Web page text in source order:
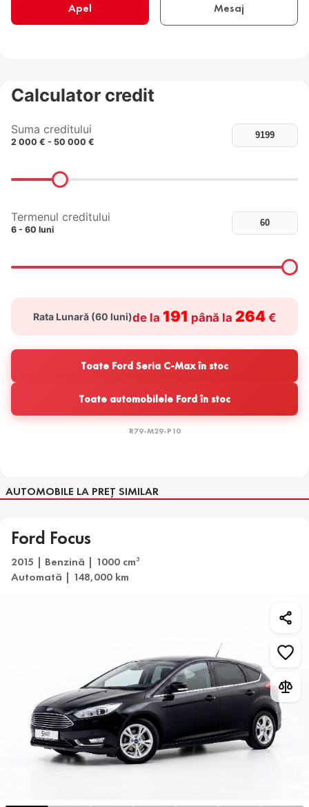
Apel Mesaj
Calculator credit
Suma creditului
2 000 € - 50 000 €
Termenul creditului
6 - 60 luni
Rata Lunară (60 luni)de la 191 până la 264€
Toate Ford Seria C-Max în stoc
Toate automobilele Ford în stoc
R79-M29-P10
AUTOMOBILE LA PREȚ SIMILAR
Ford Focus
2015 | Benzină | 1000 cm3
Automată | 148,000 km